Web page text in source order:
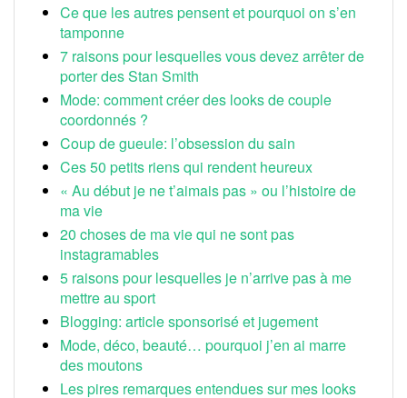
Ce que les autres pensent et pourquoi on s’en
tamponne
7 raisons pour lesquelles vous devez arrêter de
porter des Stan Smith
Mode: comment créer des looks de couple
coordonnés ?
Coup de gueule: l’obsession du sain
Ces 50 petits riens qui rendent heureux
« Au début je ne t’aimais pas » ou l’histoire de
ma vie
20 choses de ma vie qui ne sont pas
instagramables
5 raisons pour lesquelles je n’arrive pas à me
mettre au sport
Blogging: article sponsorisé et jugement
Mode, déco, beauté… pourquoi j’en ai marre
des moutons
Les pires remarques entendues sur mes looks